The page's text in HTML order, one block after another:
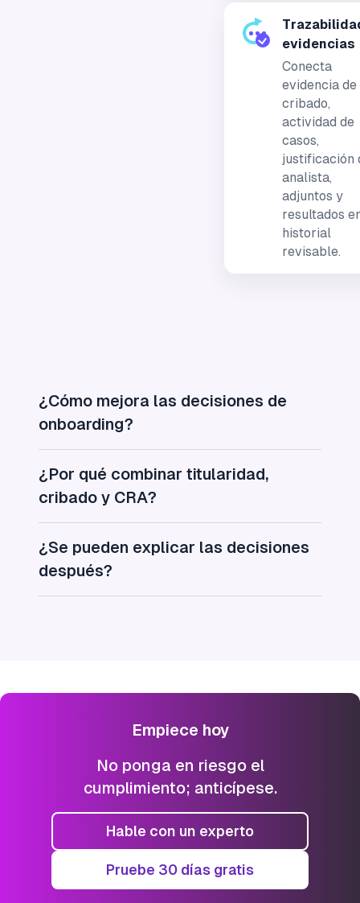
evidencias
Conecta
evidencia de
cribado,
actividad de
casos,
justificación
analista,
adjuntos y
resultados
historial
revisable.
¿Cómo mejora las decisiones de
onboarding?
¿Por qué combinar titularidad,
cribado y CRA?
¿Se pueden explicar las decisiones
después?
Empiece hoy
No ponga en riesgo el
cumplimiento; anticípese.
Hable con un experto
Pruebe 30 días gratis